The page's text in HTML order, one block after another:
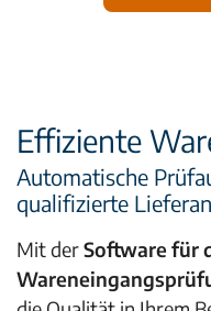
Effiziente
Automatische
qualifizierte
Mit derSoftware für